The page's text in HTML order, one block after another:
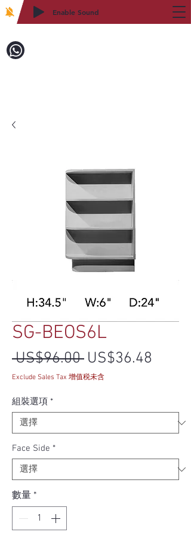
Enable Sound
SG-BEOS6L
US$96.00 一般價格
US$36.48
Exclude Sales Tax 增值税未含
組裝選項 *
Face Side *
數量 *